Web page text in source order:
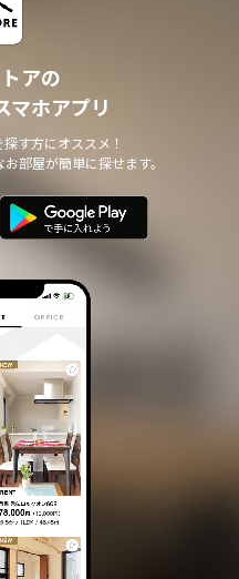
アの
マホアプリ
す方にオススメ！
部屋が簡単に探せます。